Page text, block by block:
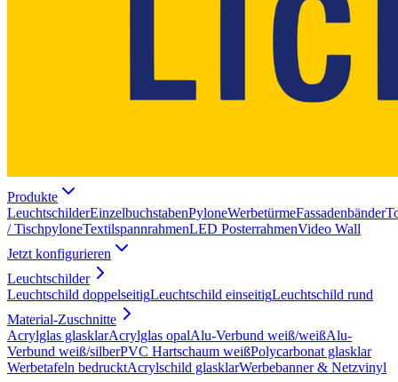
Produkte
LeuchtschilderEinzelbuchstabenPyloneWerbetürmeFassadenbänder
/ TischpyloneTextilspannrahmenLED PosterrahmenVideo Wall
Jetzt konfigurieren
Leuchtschilder
Leuchtschild doppelseitigLeuchtschild einseitigLeuchtschild rund
Material-Zuschnitte
Acrylglas glasklarAcrylglas opalAlu-Verbund weiß/weißAlu-
Verbund weiß/silberPVC Hartschaum weißPolycarbonat glasklar
Werbetafeln bedrucktAcrylschild glasklarWerbebanner & Netzvinyl